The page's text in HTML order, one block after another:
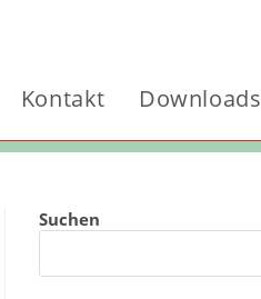
Kontakt Downloads
Suchen